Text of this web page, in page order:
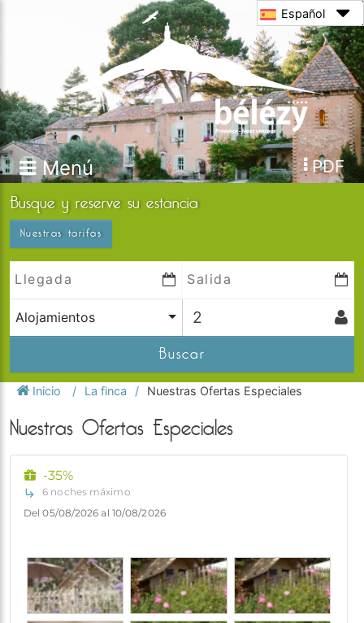
Menú PDF
Español
Busque y reserve su estancia
Nuestras tarifas
Alojamientos
Buscar
Inicio La finca Nuestras Ofertas Especiales
Nuestras Ofertas Especiales